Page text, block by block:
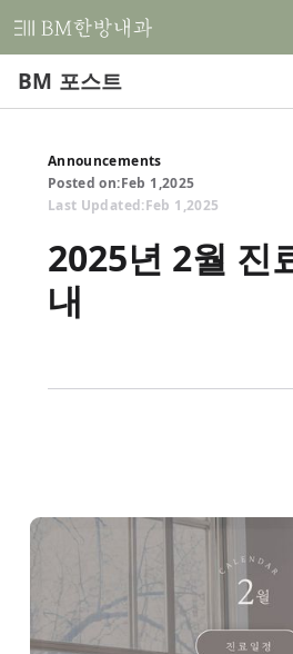
비
한
과
한
원
BM 포스트
인기 주제
Healthy Freedom Diet
Clinical Research
Internal Medicine Cases
Announcements
Drug Safety Alerts
Health Topics (YouTube)
BM Philosophy
Announcements
Posted on:Feb 1 ,2025
Last Updated:Feb 1 ,2025
2025년 2월 진
내